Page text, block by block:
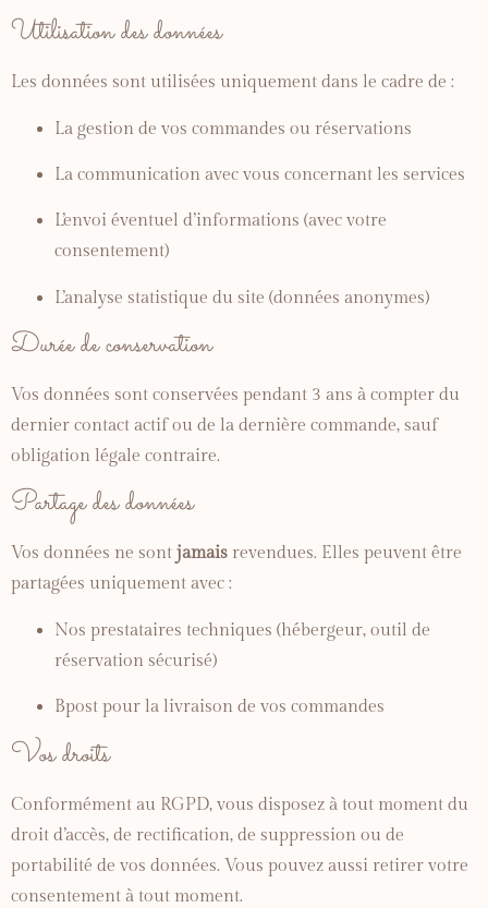
Utilisationdesdonnées
Les données sont utilisées uniquement dans le cadre de :
La gestion de vos commandes ou réservations
La communication avec vous concernant les services
L’envoi éventuel d’informations (avec votre
consentement)
L’analyse statistique du site (données anonymes)
Duréedeconservation
Vos données sont conservées pendant 3 ans à compter du
dernier contact actifou de la dernière commande, sauf
obligation légale contraire.
Partagedesdonnées
Vos données ne sont jamais revendues. Elles peuvent être
partagées uniquement avec :
Nos prestataires techniques (hébergeur, outil de
réservation sécurisé)
Bpost pour la livraison de vos commandes
Vosdroits
Conformément au RGPD, vous disposez à tout moment du
droit d’accès, de rectification, de suppression ou de
portabilité de vos données. Vous pouvez aussi retirer votre
consentement à tout moment.